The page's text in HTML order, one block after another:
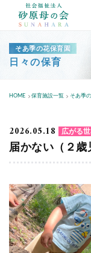
そあ季の花保育園
日々の保育
HOME 保育施設一覧 そあ季
2026.05.18 広がる
届かない（２歳